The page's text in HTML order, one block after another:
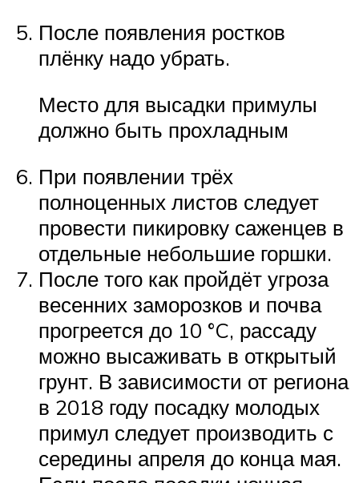
После появления ростков
плёнку надо убрать.
Место для высадки примулы
должно быть прохладным
При появлении трёх
полноценных листов следует
провести пикировку саженцев в
отдельные небольшие горшки.
После того как пройдёт угроза
весенних заморозков и почва
прогреется до 10 °C, рассаду
можно высаживать в открытый
грунт. В зависимости от региона
в 2018 году посадку молодых
примул следует производить с
середины апреля до конца мая.